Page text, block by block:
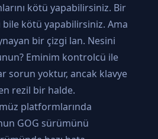
kötü yapabilirsiniz. Bir
bile kötü yapabilirsiniz. Ama
bir çizgi lan. Nesini
Eminim kontrolcü ile
sorun yoktur, ancak klavye
rezil bir halde.
platformlarında
GOG sürümünü